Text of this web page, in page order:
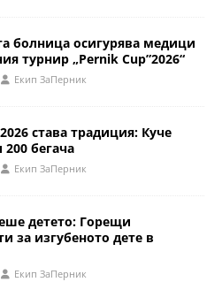
болница осигурява медици
турнир „Pernik Cup”2026“
Eкип ЗаПерник
става традиция: Куче
бегача
Eкип ЗаПерник
детето: Горещи
за изгубеното дете в
Eкип ЗаПерник